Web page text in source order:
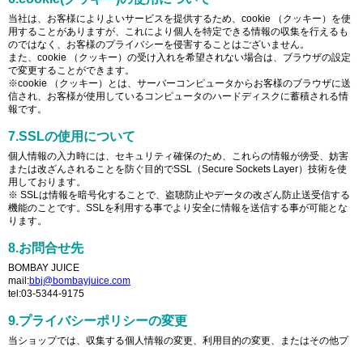
当社は、お客様によりよいサービスを提供するため、cookie （クッキー）を使
用することがありますが、これにより個人を特定できる情報の収集を行えるも
のではなく、お客様のプライバシーを侵害することはございません。
また、cookie （クッキー）の受け入れを希望されない場合は、ブラウザの設定
で変更することができます。
※cookie （クッキー）とは、サーバーコンピュータからお客様のブラウザに送
信され、お客様が使用しているコンピュータのハードディスクに蓄積される情
報です。
7.SSLの使用について
個人情報の入力時には、セキュリティ確保のため、これらの情報が傍受、妨害
または改ざんされることを防ぐ目的でSSL（Secure Sockets Layer）技術を使
用しております。
※ SSLは情報を暗号化することで、盗聴防止やデータの改ざん防止送受信する
機能のことです。SSLを利用する事でより安全に情報を送信する事が可能とな
ります。
8.お問合せ先
BOMBAY JUICE
mail:bbj@bombayjuice.com
tel:03-5344-9175
9.プライバシーポリシーの変更
当ショップでは、収集する個人情報の変更、利用目的の変更、またはその他プ